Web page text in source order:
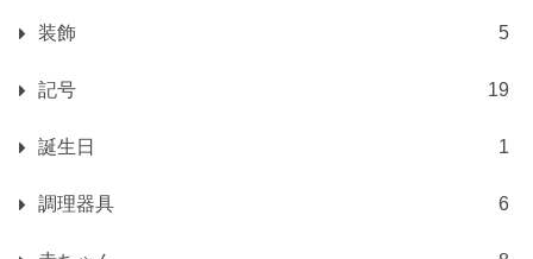
装飾 5
記号 19
誕生日 1
調理器具 6